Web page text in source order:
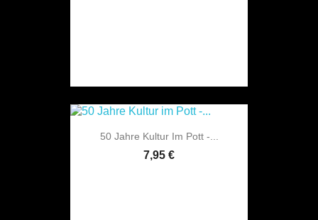
50 Jahre Kultur Im Pott -...
7,95 €